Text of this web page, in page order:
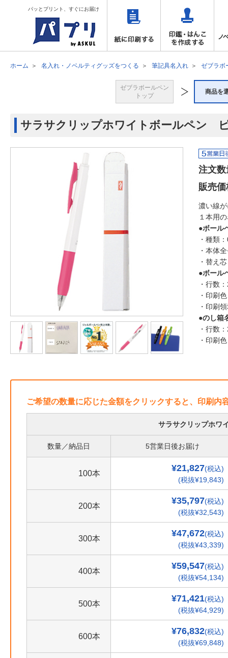
パッとプリント、すぐにお届け
ホーム 名入れ・ノベルティグッズをつくる 筆記具名入れ ゼブラボ
ゼブラボールペン
トップ
商品を
サラサクリップホワイトボールペン
注文数
販売価
濃い線
１本用
●ボール
・種類
・本体
・替え
●ボール
・行数
・印刷
・印刷
●のし箱
・行数
・印刷
ご希望の数量に応じた金額をクリックすると、印刷内
サラサクリップホ
数量／納品日 5営業日後お届け
100本
¥21,827(税込)
(税抜¥19,843)
200本
¥35,797(税込)
(税抜¥32,543)
300本
¥47,672(税込)
(税抜¥43,339)
400本
¥59,547(税込)
(税抜¥54,134)
500本
¥71,421(税込)
(税抜¥64,929)
600本
¥76,832(税込)
(税抜¥69,848)